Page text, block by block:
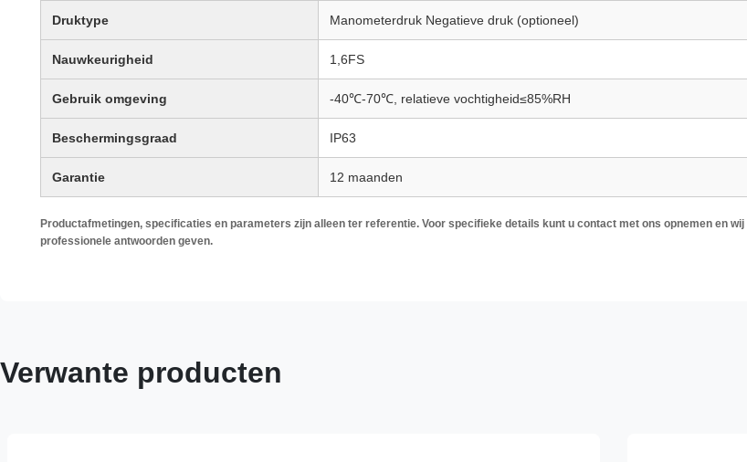
Druktype Manometerdruk Negatieve druk (optioneel)
Nauwkeurigheid 1,6FS
Gebruik omgeving -40℃-70℃, relatieve vochtigheid≤85%RH
Beschermingsgraad IP63
Garantie 12 maanden
Productafmetingen, specificaties en parameters zijn alleen ter referentie. Voor specifieke details kunt u contact met ons opnemen en wij
professionele antwoorden geven.
Verwante producten